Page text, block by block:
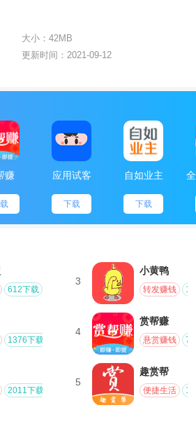
评：
区、宾馆餐饮、娱乐、休闲为一体，拥有
马戏、长隆野生动物世界、长隆水上乐
店、香江酒店、长隆高尔夫训练中心、香
，
途带来更多的方便，可以随心所欲地玩，
享受最好的旅行。
大小：42MB
更新时间：2021-09-12
赚 应用试客
下载
自如业主
下载
612下载
1376下载
2011下载
3
小黄鸭
转发赚钱
4
赏帮赚
悬赏赚钱
5
趣赏帮
便捷生活